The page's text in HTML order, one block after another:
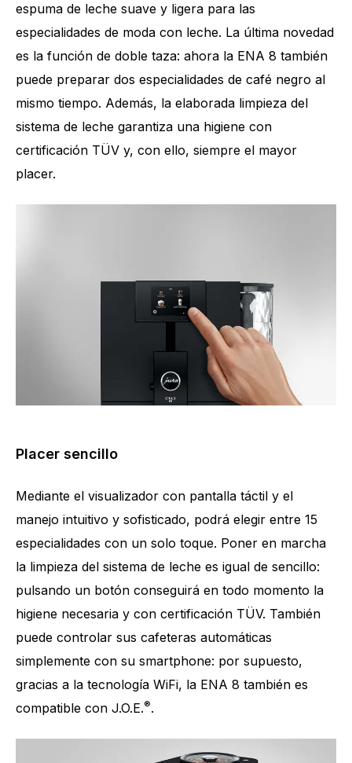
espuma de leche suave y ligera para las
especialidades de moda con leche. La última novedad
es la función de doble taza: ahora la ENA 8 también
puede preparar dos especialidades de café negro al
mismo tiempo. Además, la elaborada limpieza del
sistema de leche garantiza una higiene con
certificación TÜV y, con ello, siempre el mayor
placer.
Placer sencillo
Mediante el visualizador con pantalla táctil y el
manejo intuitivo y sofisticado, podrá elegir entre 15
especialidades con un solo toque. Poner en marcha
la limpieza del sistema de leche es igual de sencillo:
pulsando un botón conseguirá en todo momento la
higiene necesaria y con certificación TÜV. También
puede controlar sus cafeteras automáticas
simplemente con su smartphone: por supuesto,
gracias a la tecnología WiFi, la ENA 8 también es
compatible con J.O.E.®.